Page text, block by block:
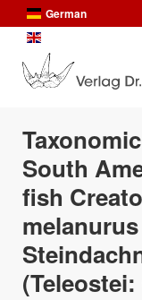
German
South
fish